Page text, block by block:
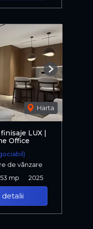
Harta
Next
LUX |
Office
de vânzare
53 mp 2025